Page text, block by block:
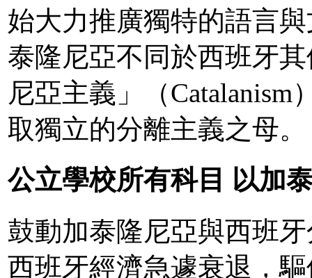
始大力推廣獨特的語言
泰隆尼亞不同於西班牙
尼亞主義」（
取獨立的分離主義之母。
公立學校所有科目 以加
鼓動加泰隆尼亞與西班
西班牙經濟急遽衰退，